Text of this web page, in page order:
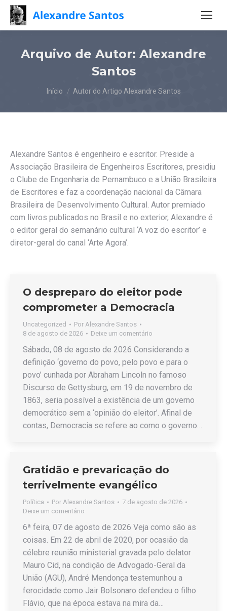
Arquivo de Autor: Alexandre
Santos
Você está aqui:
Início Autor do Artigo Alexandre Santos
Alexandre Santos é engenheiro e escritor. Preside a
Associação Brasileira de Engenheiros Escritores, presidiu
o Clube de Engenharia de Pernambuco e a União Brasileira
de Escritores e faz a coordenação nacional da Câmara
Brasileira de Desenvolvimento Cultural. Autor premiado
com livros publicados no Brasil e no exterior, Alexandre é
o editor geral do semanário cultural ‘A voz do escritor’ e
diretor-geral do canal ‘Arte Agora’.
O despreparo do eleitor pode
comprometer a Democracia
Uncategorized Por Alexandre Santos
8 de agosto de 2026
Deixe um comentário
Sábado, 08 de agosto de 2026 Considerando a
definição ‘governo do povo, pelo povo e para o
povo’ cunhada por Abraham Lincoln no famoso
Discurso de Gettysburg, em 19 de novembro de
1863, seria possível a existência de um governo
democrático sem a ‘opinião do eleitor’. Afinal de
contas, Democracia se refere ao como o governo…
Gratidão e prevaricação do
terrivelmente evangélico
Política Por Alexandre Santos
7 de agosto de 2026
Deixe um comentário
6ª feira, 07 de agosto de 2026 Veja como são as
coisas. Em 22 de abril de 2020, por ocasião da
célebre reunião ministerial gravada pelo delator
Mauro Cid, na condição de Advogado-Geral da
União (AGU), André Mendonça testemunhou a
ferocidade como Jair Bolsonaro defendeu o filho
Flávio, que na época estava na mira da…